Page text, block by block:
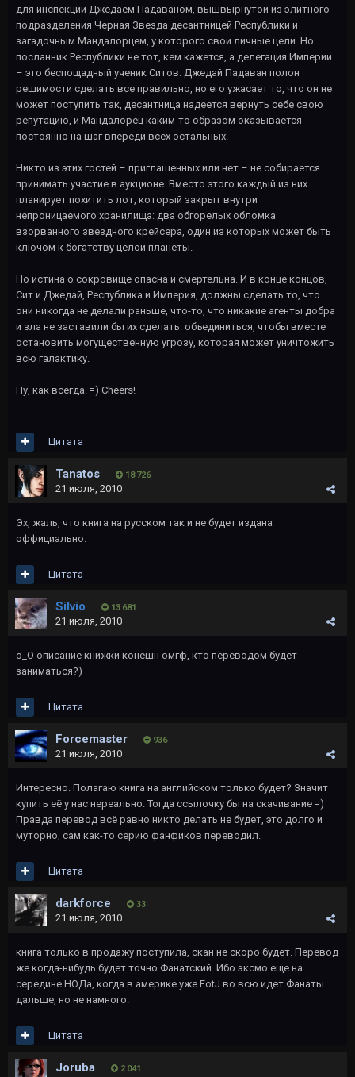
для инспекции Джедаем Падаваном, вышвырнутой из элитного
подразделения Черная Звезда десантницей Республики и
загадочным Мандалорцем, у которого свои личные цели. Но
посланник Республики не тот, кем кажется, а делегация Империи
– это беспощадный ученик Ситов. Джедай Падаван полон
решимости сделать все правильно, но его ужасает то, что он не
может поступить так, десантница надеется вернуть себе свою
репутацию, и Мандалорец каким-то образом оказывается
постоянно на шаг впереди всех остальных.
Никто из этих гостей – приглашенных или нет – не собирается
принимать участие в аукционе. Вместо этого каждый из них
планирует похитить лот, который закрыт внутри
непроницаемого хранилища: два обгорелых обломка
взорванного звездного крейсера, один из которых может быть
ключом к богатству целой планеты.
Но истина о сокровище опасна и смертельна. И в конце концов,
Сит и Джедай, Республика и Империя, должны сделать то, что
они никогда не делали раньше, что-то, что никакие агенты добра
и зла не заставили бы их сделать: объединиться, чтобы вместе
остановить могущественную угрозу, которая может уничтожить
всю галактику.
Ну, как всегда. =) Cheers!
Цитата
Tanatos 18 726
21 июля, 2010
Эх, жаль, что книга на русском так и не будет издана
оффициально.
Цитата
Silvio 13 681
21 июля, 2010
о_О описание книжки конешн омгф, кто переводом будет
заниматься?)
Цитата
Forcemaster 936
21 июля, 2010
Интересно. Полагаю книга на английском только будет? Значит
купить её у нас нереально. Тогда ссылочку бы на скачивание =)
Правда перевод всё равно никто делать не будет, это долго и
муторно, сам как-то серию фанфиков переводил.
Цитата
darkforce 33
21 июля, 2010
книга только в продажу поступила, скан не скоро будет. Перевод
же когда-нибудь будет точно.Фанатский. Ибо эксмо еще на
середине НОДа, когда в америке уже FotJ во всю идет.Фанаты
дальше, но не намного.
Цитата
Joruba 2 041